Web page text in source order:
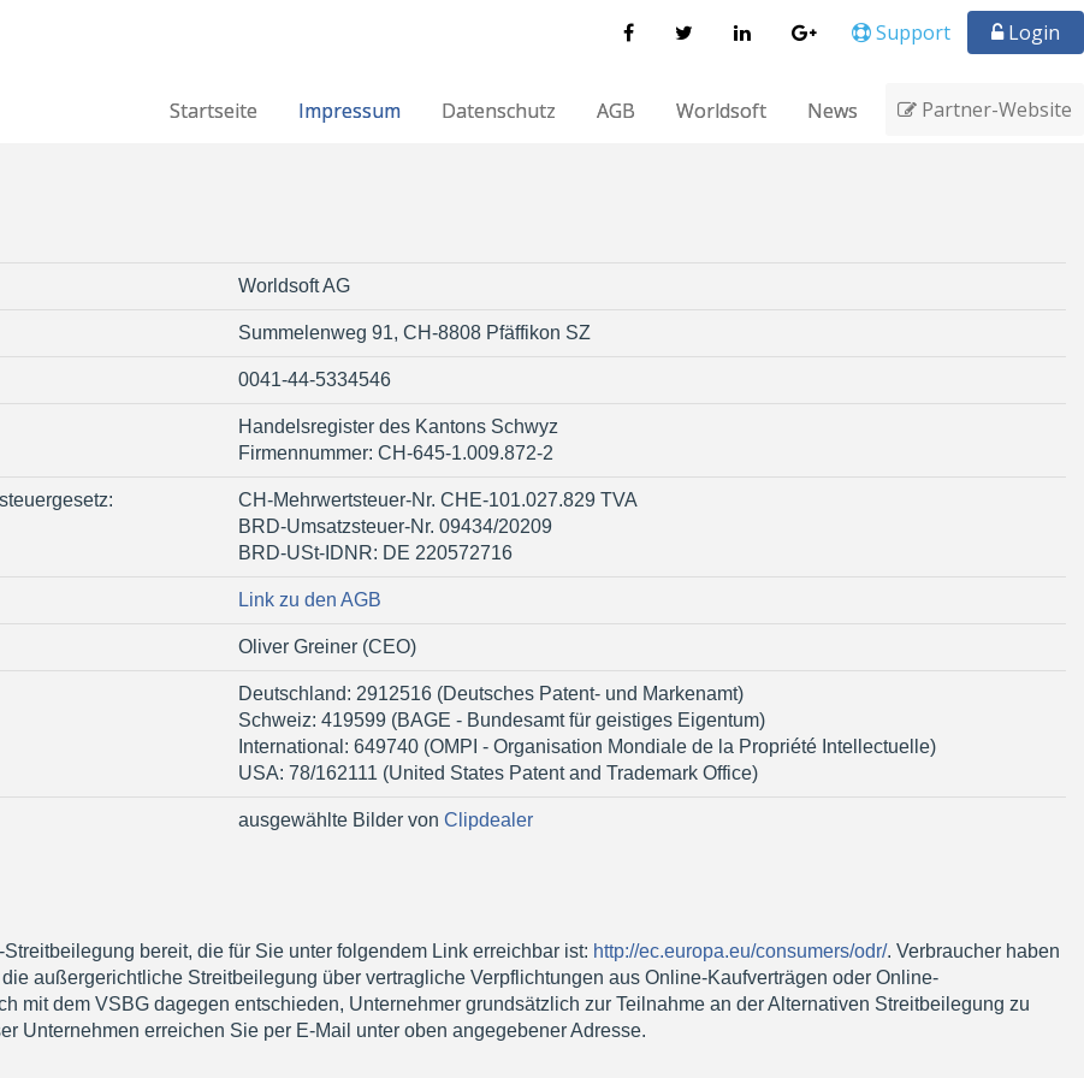
Support Login
Startseite Impressum Datenschutz AGB Worldsoft News Partner-Website
Worldsoft AG
Summelenweg 91, CH-8808 Pfäffikon SZ
0041-44-5334546
Handelsregister des Kantons Schwyz
Firmennummer: CH-645-1.009.872-2
CH-Mehrwertsteuer-Nr. CHE-101.027.829 TVA
BRD-Umsatzsteuer-Nr. 09434/20209
BRD-USt-IDNR: DE 220572716
Link zu den AGB
Oliver Greiner (CEO)
Deutschland: 2912516 (Deutsches Patent- und Markenamt)
Schweiz: 419599 (BAGE - Bundesamt für geistiges Eigentum)
International: 649740 (OMPI - Organisation Mondiale de la Propriété Intellectuelle)
USA: 78/162111 (United States Patent and Trademark Office)
ausgewählte Bilder von Clipdealer
bereit, die für Sie unter folgendem Link erreichbar ist: http://ec.europa.eu/consumers/odr/. Verbraucher haben
außergerichtliche Streitbeilegung über vertragliche Verpflichtungen aus Online-Kaufverträgen oder Online-
mit dem VSBG dagegen entschieden, Unternehmer grundsätzlich zur Teilnahme an der Alternativen Streitbeilegung zu
Unternehmen erreichen Sie per E-Mail unter oben angegebener Adresse.